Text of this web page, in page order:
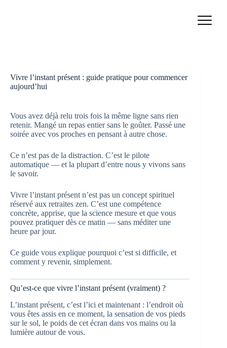
Vivre l’instant présent : guide pratique pour commencer
aujourd’hui
Vous avez déjà relu trois fois la même ligne sans rien
retenir. Mangé un repas entier sans le goûter. Passé une
soirée avec vos proches en pensant à autre chose.
Ce n’est pas de la distraction. C’est le pilote
automatique — et la plupart d’entre nous y vivons sans
le savoir.
Vivre l’instant présent n’est pas un concept spirituel
réservé aux retraites zen. C’est une compétence
concrète, apprise, que la science mesure et que vous
pouvez pratiquer dès ce matin — sans méditer une
heure par jour.
Ce guide vous explique pourquoi c’est si difficile, et
comment y revenir, simplement.
Qu’est-ce que vivre l’instant présent (vraiment) ?
L’instant présent, c’est l’ici et maintenant : l’endroit où
vous êtes assis en ce moment, la sensation de vos pieds
sur le sol, le poids de cet écran dans vos mains ou la
lumière autour de vous.